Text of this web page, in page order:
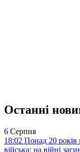
Останні
6 Серпня
18:02 Понад 20
війська: на війні